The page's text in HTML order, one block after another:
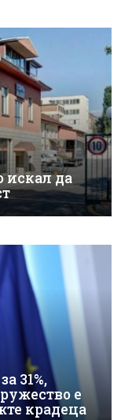
искал да
31%,
е
крадеца